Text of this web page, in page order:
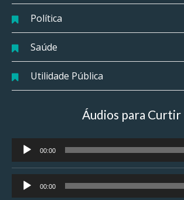
Política
Saúde
Utilidade Pública
Áudios para Curtir
Tocador
de
áudio
00:00
Tocador
de
00:00